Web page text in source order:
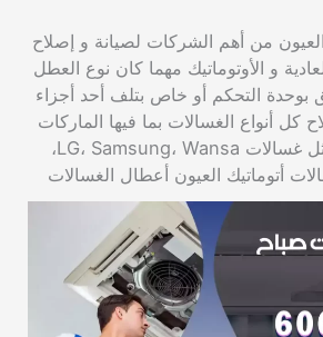
من أهم الشركات لصيانة و إصلاح
و الأوتوماتيك مهما كان نوع العطل
بوحدة التحكم أو خاص بتلف أحد أجزاء
كل أنواع الغسالات بما فيها الماركات
العالمية و المحلية مثل غسالات LG، Samsung، Wansa،
أتوماتيك العيون أعطال الغسالات